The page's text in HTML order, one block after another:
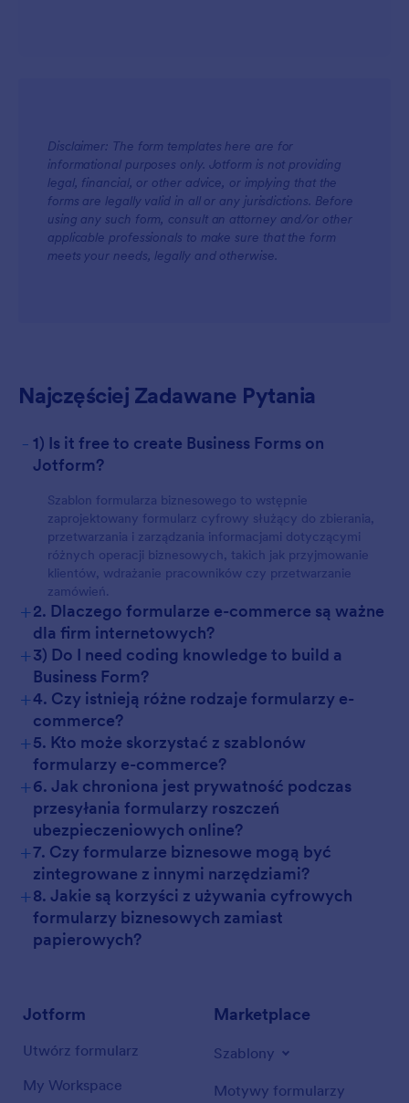
For Teams
Disclaimer: The form templates here are for
informational purposes only. Jotform is not providing
legal, financial, or other advice, or implying that the
forms are legally valid in all or any jurisdictions. Before
using any such form, consult an attorney and/or other
applicable professionals to make sure that the form
meets your needs, legally and otherwise.
Najczęściej Zadawane Pytania
- 1) Is it free to create Business Forms on
Jotform?
Szablon formularza biznesowego to wstępnie
zaprojektowany formularz cyfrowy służący do zbierania,
przetwarzania i zarządzania informacjami dotyczącymi
różnych operacji biznesowych, takich jak przyjmowanie
klientów, wdrażanie pracowników czy przetwarzanie
zamówień.
+2. Dlaczego formularze e-commerce są ważne
dla firm internetowych?
+3) Do I need coding knowledge to build a
Business Form?
+4. Czy istnieją różne rodzaje formularzy e-
commerce?
+5. Kto może skorzystać z szablonów
formularzy e-commerce?
+6. Jak chroniona jest prywatność podczas
przesyłania formularzy roszczeń
ubezpieczeniowych online?
+7. Czy formularze biznesowe mogą być
zintegrowane z innymi narzędziami?
+8. Jakie są korzyści z używania cyfrowych
formularzy biznesowych zamiast
papierowych?
Jotform
Utwórz formularz
My Workspace
Marketplace
Szablony
Motywy formularzy